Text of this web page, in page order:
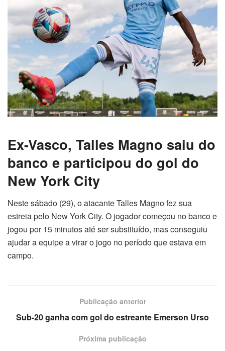
Ex-Vasco, Talles Magno saiu do
banco e participou do gol do
New York City
Neste sábado (29), o atacante Talles Magno fez sua
estreia pelo New York City. O jogador começou no banco e
jogou por 15 minutos até ser substituído, mas conseguiu
ajudar a equipe a virar o jogo no período que estava em
campo.
Publicação anterior
Sub-20 ganha com gol do estreante Emerson Urso
Próxima publicação